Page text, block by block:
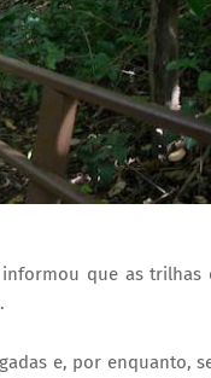
informou que as trilhas
e, por enquanto,